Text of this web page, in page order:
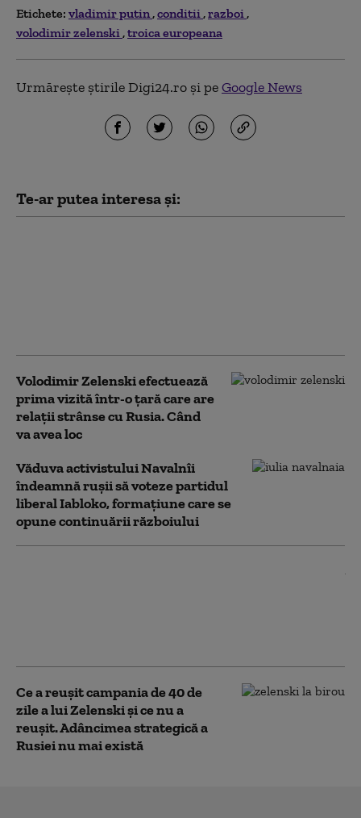
Etichete: vladimir putin conditii razboi
volodimir zelenski troica europeana
Urmărește știrile Digi24.ro și peGoogle News
Te-ar putea interesa și:
Volodimir Zelenski efectuează
prima vizită într-o țară care are
relații strânse cu Rusia. Când
va avea loc
Văduva activistului Navalnîi
îndeamnă ruşii să voteze partidul
liberal Iabloko, formațiune care se
opune continuării războiului
Ce a reușit campania de 40 de
zile a lui Zelenski și ce nu a
reușit. Adâncimea strategică a
Rusiei nu mai există